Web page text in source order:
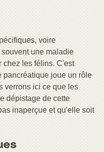
voire
une maladie
chez les félins. C'est
pancréatique joue un rôle
verrons ici ce que les
dépistage de cette
inaperçue et qu'elle soit